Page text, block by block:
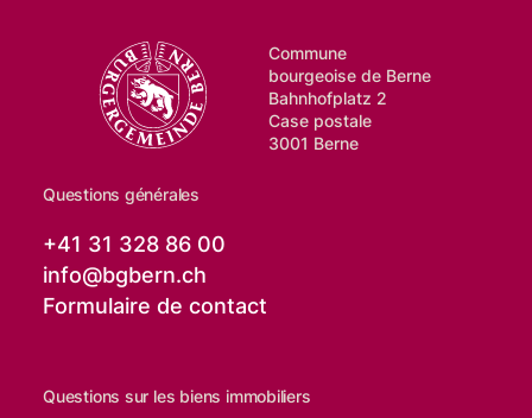
Commune
bourgeoise de Berne
Bahnhofplatz 2
Case postale
3001 Berne
Questions générales
+41 31 328 86 00
info@bgbern.ch
Formulaire de contact
Questions sur les biens immobiliers